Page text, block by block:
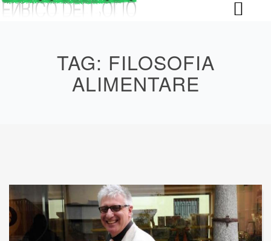
Skip
TAG: FILOSOFIA
ALIMENTARE